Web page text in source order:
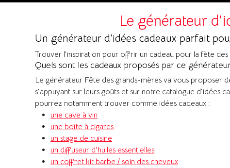
Le générateur
Un générateur d'idées cadeaux parfait
Trouver l'inspiration pour offrir un cadeau pour la fète
Quels sont les cadeaux proposés par ce
Le générateur Fête des grands-mères va vous proposer
s'appuyant sur leurs goûts et sur notre catalogue d'idées
pourrez notamment trouver comme idées cadeaux :
une cave à vin
une boîte à cigares
un stage de cuisine
un diffuseur d'huiles essentielles
un coffret kit barbe / soin des cheveux